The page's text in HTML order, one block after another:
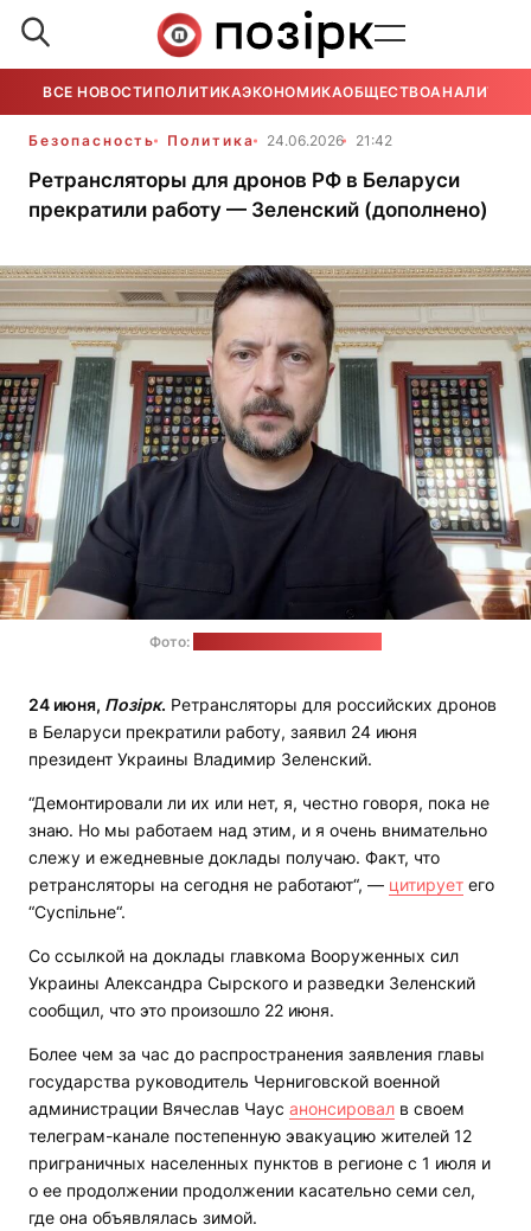
ВСЕ НОВОСТИ ПОЛИТИКАЭКОНОМИКАОБЩЕСТВОАНАЛИТИКА
Безопасность Политика 24.06.2026 21:42
Ретрансляторы для дронов РФ в Беларуси
прекратили работу — Зеленский (дополнено)
Фото:
24 июня, Позірк. Ретрансляторы для российских дронов
в Беларуси прекратили работу, заявил 24 июня
президент Украины Владимир Зеленский.
“Демонтировали ли их или нет, я, честно говоря, пока не
знаю. Но мы работаем над этим, и я очень внимательно
слежу и ежедневные доклады получаю. Факт, что
ретрансляторы на сегодня не работают“, — цитирует его
“Суспільне“.
Со ссылкой на доклады главкома Вооруженных сил
Украины Александра Сырского и разведки Зеленский
сообщил, что это произошло 22 июня.
Более чем за час до распространения заявления главы
государства руководитель Черниговской военной
администрации Вячеслав Чаус анонсировал в своем
телеграм-канале постепенную эвакуацию жителей 12
приграничных населенных пунктов в регионе с 1 июля и
о ее продолжении продолжении касательно семи сел,
где она объявлялась зимой.